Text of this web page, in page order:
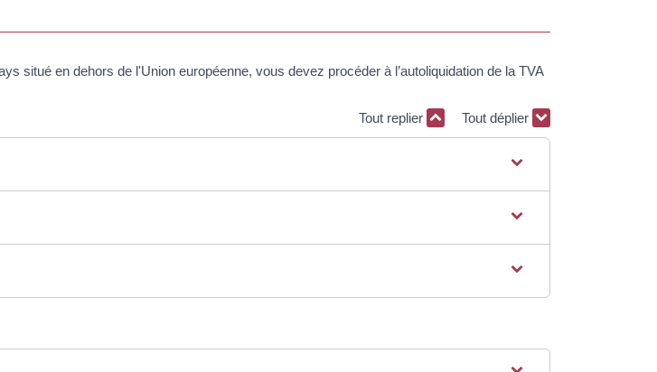
situé en dehors de l'Union européenne, vous devez procéder à l’autoliquidation de la TVA
Tout replier
Tout déplier